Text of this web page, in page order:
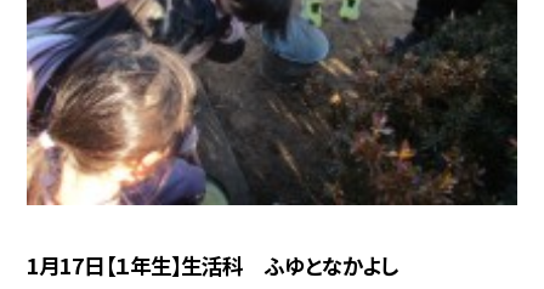
1月17日【１年生】生活科 ふゆとなかよし